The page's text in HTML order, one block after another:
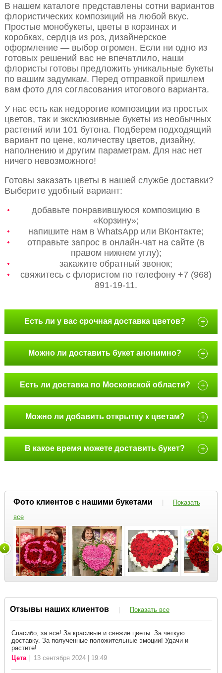
В нашем каталоге представлены сотни вариантов
флористических композиций на любой вкус.
Простые монобукеты, цветы в корзинах и
коробках, сердца из роз, дизайнерское
оформление — выбор огромен. Если ни одно из
готовых решений вас не впечатлило, наши
флористы готовы предложить уникальные букеты
по вашим задумкам. Перед отправкой пришлем
вам фото для согласования итогового варианта.
У нас есть как недорогие композиции из простых
цветов, так и эксклюзивные букеты из необычных
растений или 101 бутона. Подберем подходящий
вариант по цене, количеству цветов, дизайну,
наполнению и другим параметрам. Для нас нет
ничего невозможного!
Готовы заказать цветы в нашей службе доставки?
Выберите удобный вариант:
добавьте понравившуюся композицию в
«Корзину»;
напишите нам в WhatsApp или ВКонтакте;
отправьте запрос в онлайн-чат на сайте (в
правом нижнем углу);
закажите обратный звонок;
свяжитесь с флористом по телефону +7 (968)
891-19-11.
Есть ли у вас срочная доставка цветов? +
Можно ли доставить букет анонимно? +
Есть ли доставка по Московской области? +
Можно ли добавить открытку к цветам? +
В какое время можете доставить букет? +
Фото клиентов с нашими букетами |
Показать
все
Отзывы наших клиентов | Показать все
Спасибо, за все! За красивые и свежие цветы. За четкую
доставку. За полученные положительные эмоции! Удачи и
растите!
Цета| 13 сентября 2024 | 19:49